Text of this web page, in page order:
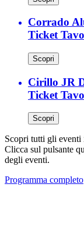
Corrado
Ticket
Scopri
Cirillo JR
Ticket
Scopri
Scopri tutti gli eventi
Clicca sul pulsante
degli eventi.
Programma completo